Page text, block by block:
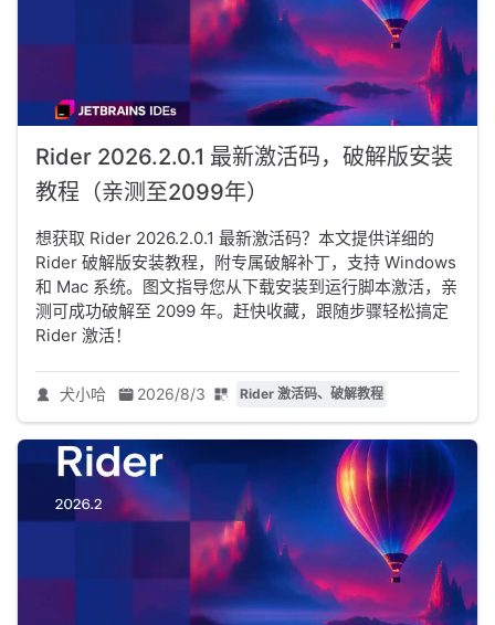
Rider 2026.2.0.1 最新激活码，破解版安装
教程（亲测至2099年）
想获取 Rider 2026.2.0.1 最新激活码？本文提供详细的
Rider 破解版安装教程，附专属破解补丁，支持 Windows
和 Mac 系统。图文指导您从下载安装到运行脚本激活，亲
测可成功破解至 2099 年。赶快收藏，跟随步骤轻松搞定
Rider 激活！
犬小哈 2026/8/3 Rider 激活码、破解教程